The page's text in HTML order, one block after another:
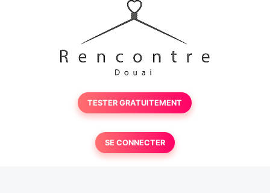
TESTER GRATUITEMENT
SE CONNECTER